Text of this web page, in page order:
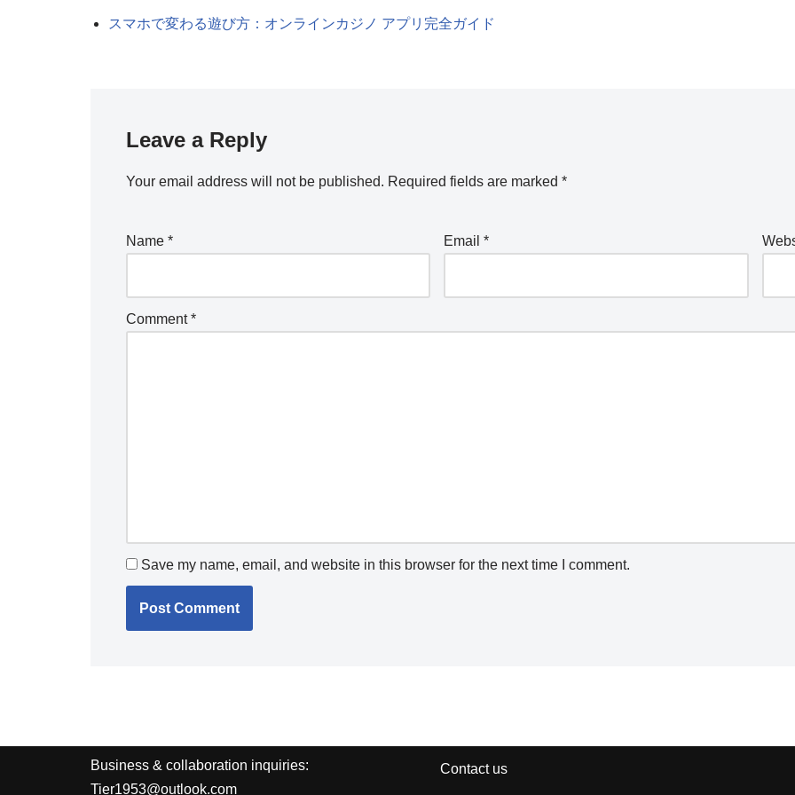
スマホで変わる遊び方：オンラインカジノ アプリ完全ガイド
Leave a Reply
Your email address will not be published. Required fields are marked *
Name * Email*
Comment*
Save my name, email, and website in this browser for the next time I comment.
Business & collaboration inquiries:
Tier1953@outlook.com
Contact us